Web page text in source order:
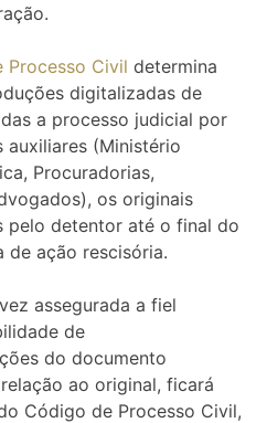
Processo Civil determina
digitalizadas de
a processo judicial por
auxiliares (Ministério
Procuradorias,
os originais
pelo detentor até o final do
de ação rescisória.
assegurada a fiel
de
do documento
ao original, ficará
Código de Processo Civil,